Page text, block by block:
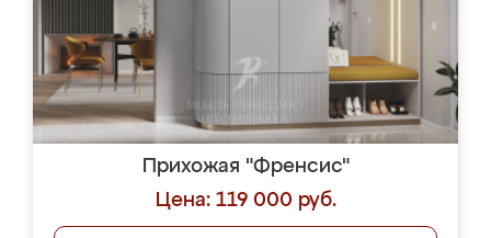
Прихожая "Френсис"
Цена: 119 000 руб.